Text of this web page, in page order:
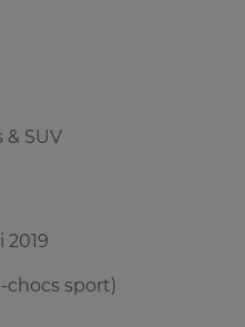
& SUV
2019
chocs sport)